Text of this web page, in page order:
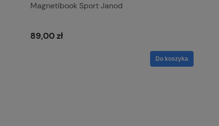
Magnetibook Sport Janod
89,00 zł
Do koszyka